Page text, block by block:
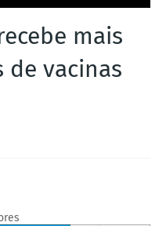
mais
de vacinas